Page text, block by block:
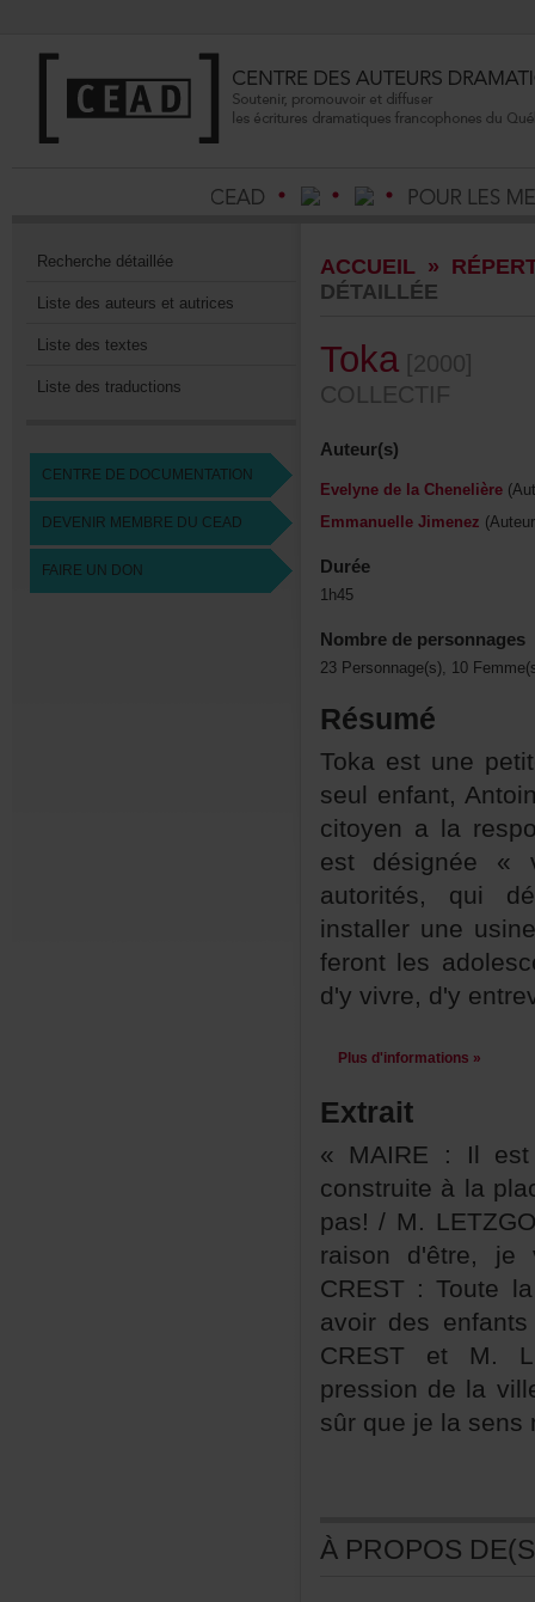
Recherchedétaillée
Listedesauteursetautrices
Listedestextes
Listedestraductions
CENTREDEDOCUMENTATION
DEVENIRMEMBREDUCEAD
FAIREUNDON
ACCUEIL»
DÉTAILLÉE
Toka[2000]
COLLECTIF
Auteur(s)
EvelynedelaChenelière
EmmanuelleJimenez
Durée
1h45
Nombredepersonnages
Résumé
Plusd'informations»
Extrait
pas!/